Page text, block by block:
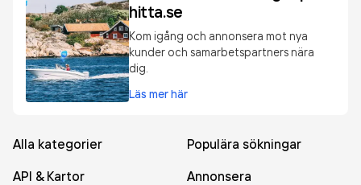
hitta.se
Kom igång och annonsera mot nya
kunder och samarbetspartners nära
dig.
Läs mer här
Alla kategorier
Populära sökningar
API & Kartor
Annonsera